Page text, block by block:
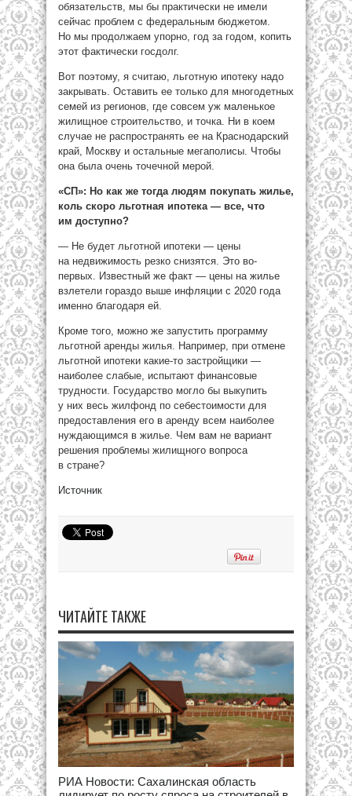
обязательств, мы бы практически не имели
сейчас проблем с федеральным бюджетом.
Но мы продолжаем упорно, год за годом, копить
этот фактически госдолг.
Вот поэтому, я считаю, льготную ипотеку надо
закрывать. Оставить ее только для многодетных
семей из регионов, где совсем уж маленькое
жилищное строительство, и точка. Ни в коем
случае не распространять ее на Краснодарский
край, Москву и остальные мегаполисы. Чтобы
она была очень точечной мерой.
«СП»: Но как же тогда людям покупать жилье,
коль скоро льготная ипотека — все, что
им доступно?
— Не будет льготной ипотеки — цены
на недвижимость резко снизятся. Это во-
первых. Известный же факт — цены на жилье
взлетели гораздо выше инфляции с 2020 года
именно благодаря ей.
Кроме того, можно же запустить программу
льготной аренды жилья. Например, при отмене
льготной ипотеки какие-то застройщики —
наиболее слабые, испытают финансовые
трудности. Государство могло бы выкупить
у них весь жилфонд по себестоимости для
предоставления его в аренду всем наиболее
нуждающимся в жилье. Чем вам не вариант
решения проблемы жилищного вопроса
в стране?
Источник
ЧИТАЙТЕ ТАКЖЕ
РИА Новости: Сахалинская область